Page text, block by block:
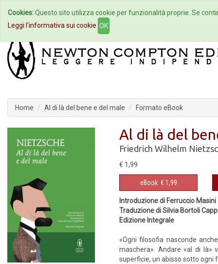
Home Autori Eventi
Home Al di là del bene e del male Formato eBook
Al di là del
Friedrich Wilhelm
€ 1,99
eBook € 1,99
Introduzione di Ferruccio Masini
Traduzione di Silvia Bortoli
Edizione Integrale
«Ogni filosofia nasconde
maschera». Andare «al di là»
superficie, un abisso sotto ogni
Cookies:Questo sito utilizza cookie per funzionalità proprie. Se
Leggi l'informativa sui cookie OK